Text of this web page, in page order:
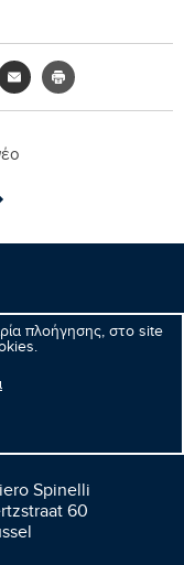
πλοήγησης, στο site
Spinelli
60